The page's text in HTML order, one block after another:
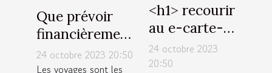
Que prévoir
financièrement
pour un
voyage à
24 octobre 2023 20:50
Les voyages sont les
˂h1˃ recourir
au e-carte-
bleue : quels
avantages
24 octobre 2023
20:50